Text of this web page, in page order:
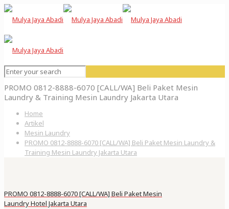
PROMO 0812-8888-6070 [CALL/WA] Beli Paket Mesin
Laundry & Training Mesin Laundry Jakarta Utara
Home
Artikel
Mesin Laundry
PROMO 0812-8888-6070 [CALL/WA] Beli Paket Mesin Laundry &
Training Mesin Laundry Jakarta Utara
PROMO 0812-8888-6070 [CALL/WA] Beli Paket Mesin
Laundry Hotel Jakarta Utara